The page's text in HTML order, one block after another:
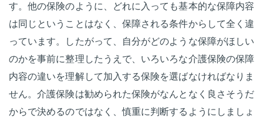
す。他の保険のように、どれに入っても基本的な保障内容
は同じということはなく、保障される条件からして全く違
っています。したがって、自分がどのような保障がほしい
のかを事前に整理したうえで、いろいろな介護保険の保障
内容の違いを理解して加入する保険を選ばなければなりま
せん。介護保険は勧められた保険がなんとなく良さそうだ
からで決めるのではなく、慎重に判断するようにしましょ